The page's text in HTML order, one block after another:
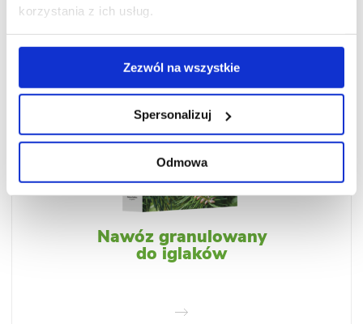
korzystania z ich usług.
Zezwól na wszystkie
Spersonalizuj
Odmowa
Nawóz granulowany
do iglaków